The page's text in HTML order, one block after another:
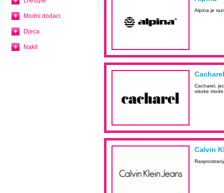
Modni dodaci
Djeca
Nakit
Alpina je
Cacharel
Cacharel,
visoke
Calvin